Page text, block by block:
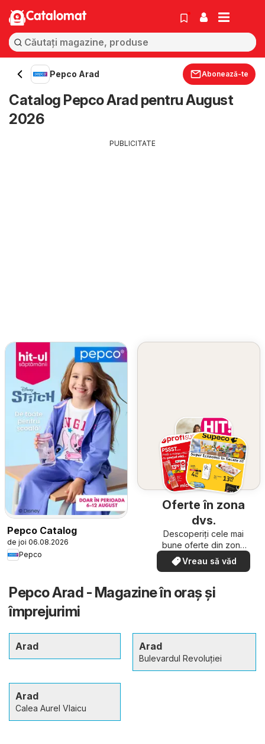
Catalomat
Pepco Arad Abonează-te
Catalog Pepco Arad pentru August
2026
PUBLICITATE
Pepco Catalog
de joi 06.08.2026
Pepco
Oferte în zona
dvs.
Descoperiți cele mai
bune oferte din zona
dumneavoastră
Vreau să văd
Pepco Arad - Magazine în oraş şi
împrejurimi
Arad Arad
Bulevardul Revoluției
Arad
Calea Aurel Vlaicu